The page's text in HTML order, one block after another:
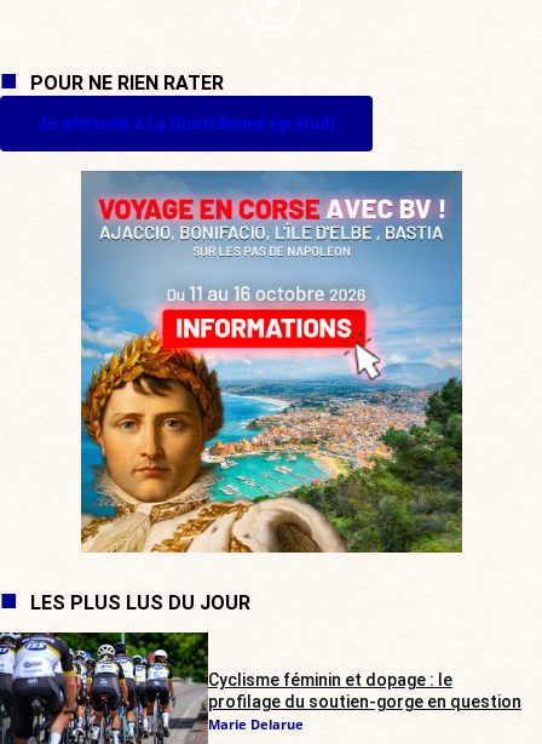
POUR NE RIEN RATER
Je m'inscris à La Quotidienne (gratuit)
LES PLUS LUS DU JOUR
Cyclisme féminin et dopage : le
profilage du soutien-gorge en question
Marie Delarue